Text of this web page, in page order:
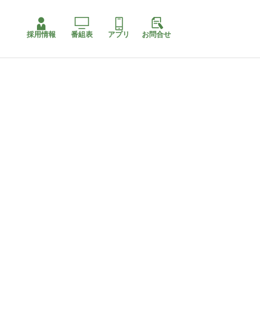
採用情報 番組表 アプリ お問合せ